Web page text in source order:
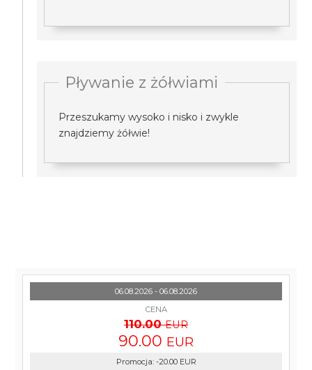
Pływanie z żółwiami
Przeszukamy wysoko i nisko i zwykle
znajdziemy żółwie!
06.08.2026 - 06.08.2026
CENA
110.00 EUR
90.00 EUR
Promocja: -20.00 EUR